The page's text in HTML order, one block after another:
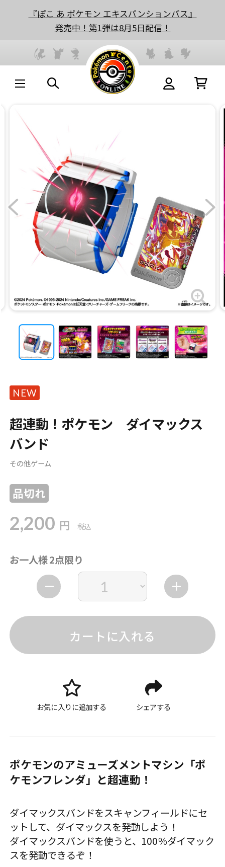
『ぽこ あ ポケモン エキスパンションパス』
発売中！第1弾は8月5日配信！
NEW
超連動！ポケモン ダイマックス
バンド
その他ゲーム
品切れ
2,200 円 税込
お一人様 2点限り
カートに入れる
お気に入りに追加する シェアする
ポケモンのアミューズメントマシン「ポ
ケモンフレンダ」と超連動！
ダイマックスバンドをスキャンフィールドにセ
ットして、ダイマックスを発動しよう！
ダイマックスバンドを使うと、100％ダイマック
スを発動できるぞ！